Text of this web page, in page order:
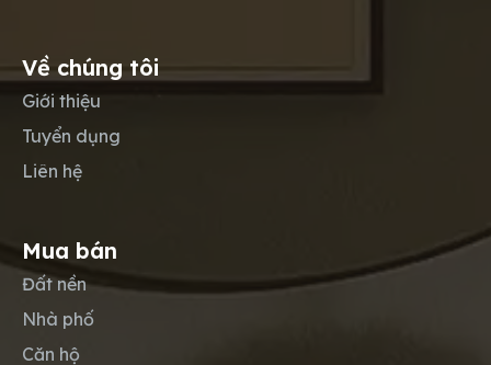
Về chúng tôi
Giới thiệu
Tuyển dụng
Liên hệ
Mua bán
Đất nền
Nhà phố
Căn hộ